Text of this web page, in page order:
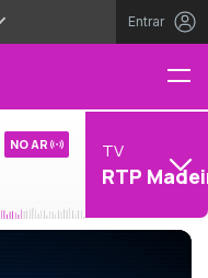
Entrar
NO AR TV
RTP